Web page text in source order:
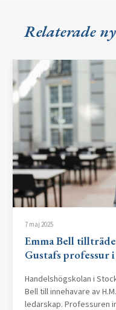
Relaterade
7 maj 2025
Emma Bell
Gustafs professur
Handelshögskolan i
Bell till innehavare av
ledarskap. Professuren